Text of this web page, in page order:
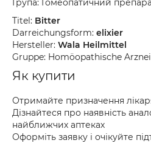
Група: Гомеопатичний
Titel: Bitter
Darreichungsform: elixier
Hersteller: Wala Heilmittel
Gruppe: Homöopathische
Як купити
Отримайте призначення
Дізнайтеся про наявність
найближчих аптеках
Оформіть заявку і очікуйте